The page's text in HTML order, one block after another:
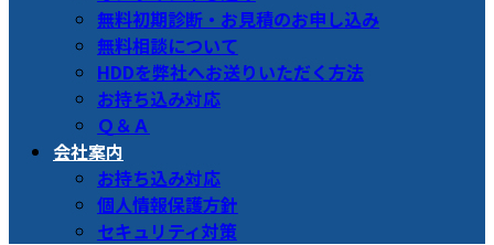
無料初期診断・お見積のお申し込み
無料相談について
HDDを弊社へお送りいただく方法
お持ち込み対応
Ｑ＆Ａ
会社案内
お持ち込み対応
個人情報保護方針
セキュリティ対策